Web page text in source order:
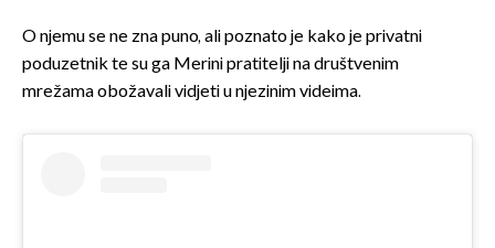
O njemu se ne zna puno, ali poznato je kako je privatni
poduzetnik te su ga Merini pratitelji na društvenim
mrežama obožavali vidjeti u njezinim videima.